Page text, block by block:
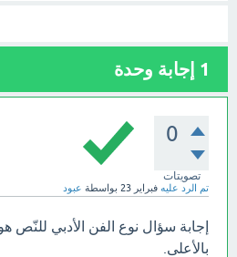
1 إجابة وحدة
0
تصويتات
تم الرد عليه فبراير 23 بواسطة عبود
إجابة سؤال نوع الفن الأدبي للنّص
بالأعلى.